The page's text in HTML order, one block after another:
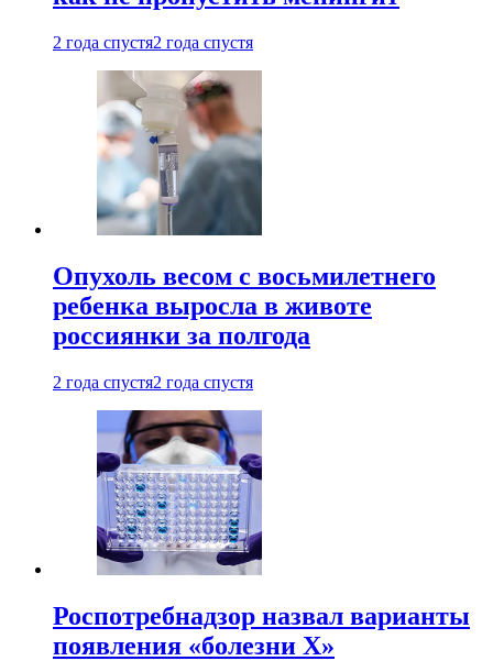
2 года спустя2 года спустя
Опухоль весом с восьмилетнего
ребенка выросла в животе
россиянки за полгода
2 года спустя2 года спустя
Роспотребнадзор назвал варианты
появления «болезни Х»